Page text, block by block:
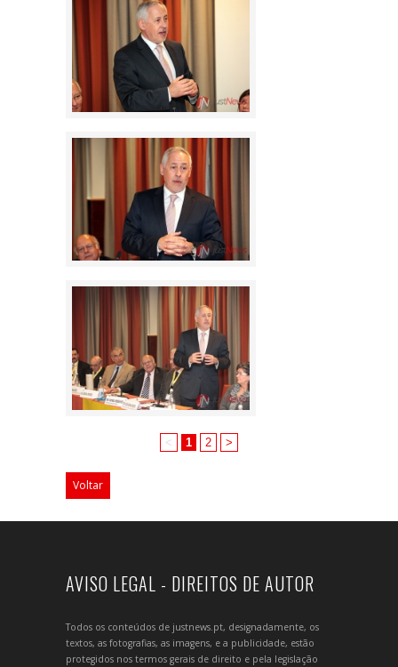
< 1 2 >
Voltar
AVISO LEGAL - DIREITOS DE AUTOR
Todos os conteúdos de justnews.pt, designadamente, os
textos, as fotografias, as imagens, e a publicidade, estão
protegidos nos termos gerais de direito e pela legislação